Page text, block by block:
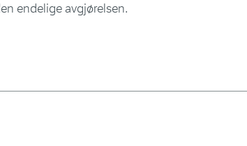
endelige avgjørelsen.